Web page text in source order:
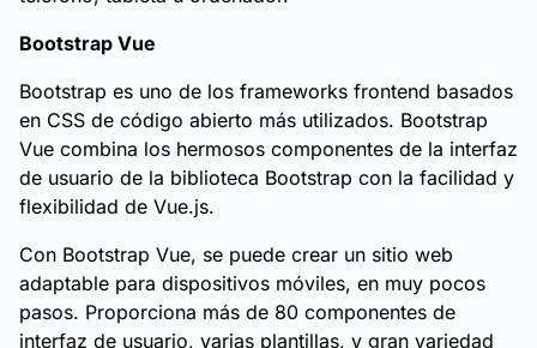
Bootstrap Vue
Bootstrap es uno de los frameworks frontend basados
en CSS de código abierto más utilizados. Bootstrap
Vue combina los hermosos componentes de la interfaz
de usuario de la biblioteca Bootstrap con la facilidad y
flexibilidad de Vue.js.
Con Bootstrap Vue, se puede crear un sitio web
adaptable para dispositivos móviles, en muy pocos
pasos. Proporciona más de 80 componentes de
interfaz de usuario, varias plantillas, y gran variedad